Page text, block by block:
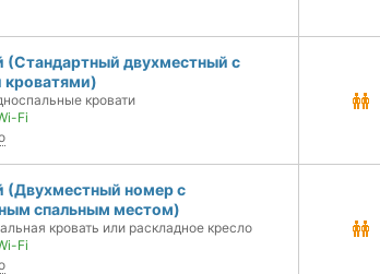
(Стандартный двухместный с
кроватями)
кровати
Fi
(Двухместный номер с
спальным местом)
кровать или раскладное кресло
Fi